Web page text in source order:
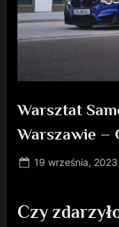
Warsztat
Warszawie –
Posted
19 września, 2023
Czy